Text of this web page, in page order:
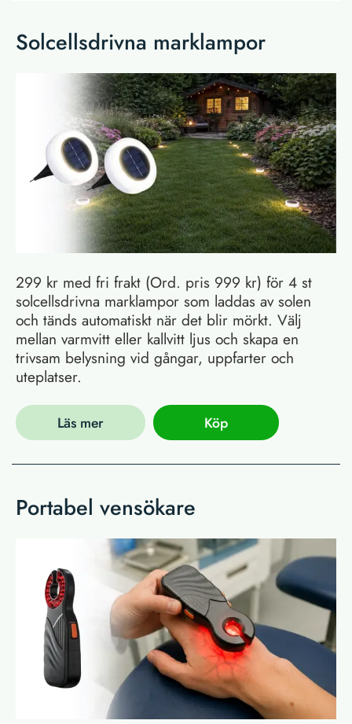
Solcellsdrivna marklampor
299 kr med fri frakt (Ord. pris 999 kr) för 4 st
solcellsdrivna marklampor som laddas av solen
och tänds automatiskt när det blir mörkt. Välj
mellan varmvitt eller kallvitt ljus och skapa en
trivsam belysning vid gångar, uppfarter och
uteplatser.
Läs mer Köp
Portabel vensökare